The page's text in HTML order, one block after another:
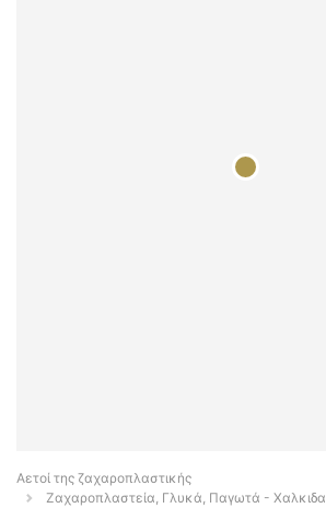
Αετοί της ζαχαροπλαστικής
Ζαχαροπλαστεία, Γλυκά, Παγωτά - Χαλκιδα